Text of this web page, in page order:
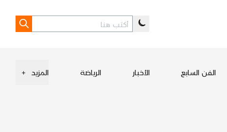
الفن السابع الأخبار الرياضة المزيد +